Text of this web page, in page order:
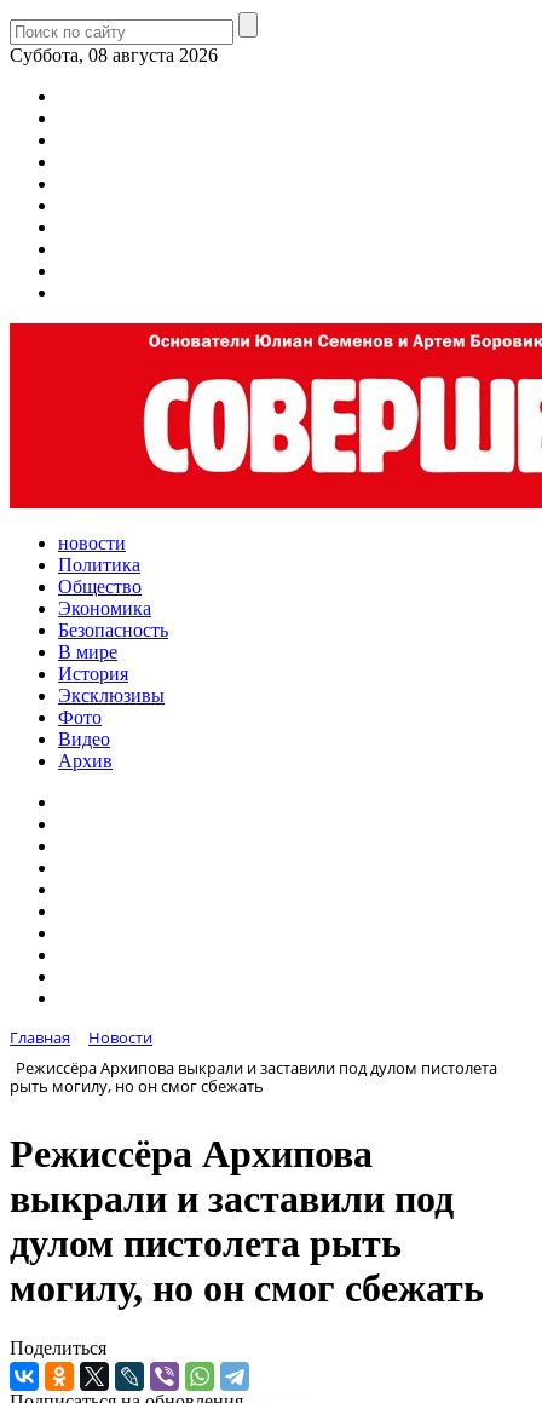
Суббота, 08 августа 2026
новости
Политика
Общество
Экономика
Безопасность
В мире
История
Эксклюзивы
Фото
Видео
Архив
Главная
Новости
Режиссёра Архипова выкрали и заставили под дулом пистолета
рыть могилу, но он смог сбежать
Режиссёра Архипова
выкрали и заставили под
дулом пистолета рыть
могилу, но он смог сбежать
Поделиться